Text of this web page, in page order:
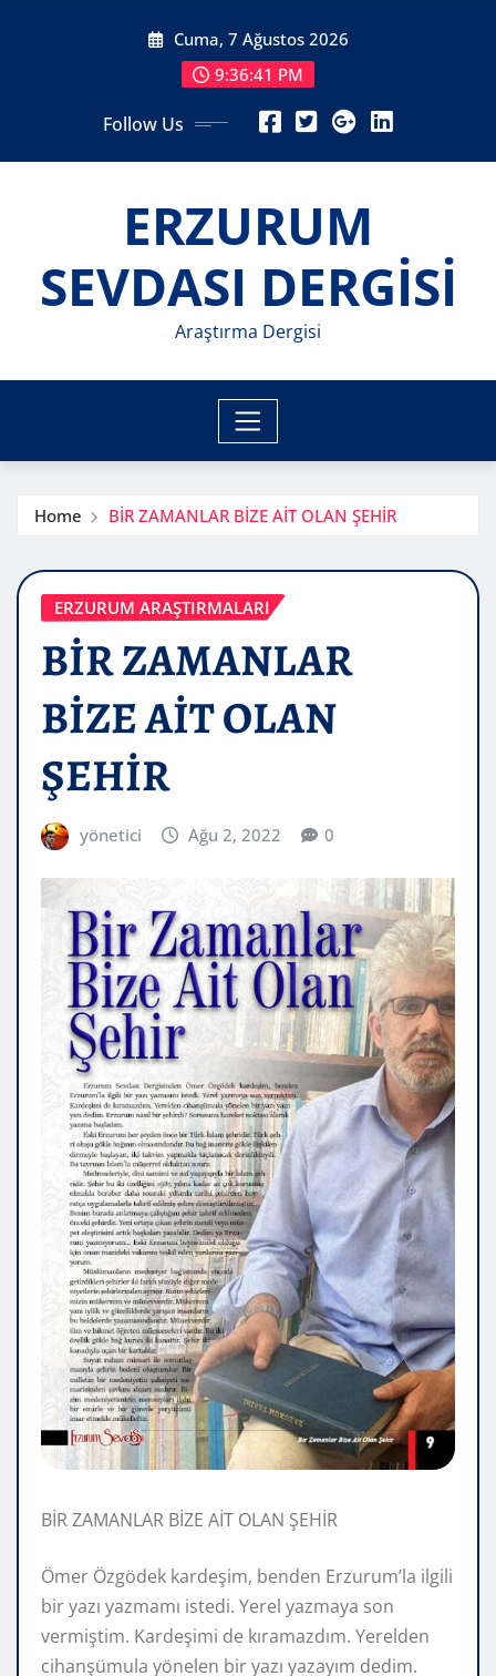
Cuma, 7 Ağustos 2026
9:36:45 PM
Follow Us
ERZURUM
SEVDASI DERGİSİ
Araştırma Dergisi
Home BİR ZAMANLAR BİZE AİT OLAN ŞEHİR
ERZURUM ARAŞTIRMALARI
BİR ZAMANLAR
BİZE AİT OLAN
ŞEHİR
yönetici Ağu 2, 2022 0
BİR ZAMANLAR BİZE AİT OLAN ŞEHİR
Ömer Özgödek kardeşim, benden Erzurum’la ilgili
bir yazı yazmamı istedi. Yerel yazmaya son
vermiştim. Kardeşimi de kıramazdım. Yerelden
cihanşümula yönelen bir yazı yazayım dedim.